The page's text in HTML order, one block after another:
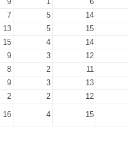
7 5 14
13 5 15
15 4 14
9 3 12
8 2 11
9 3 13
2 2 12
16 4 15